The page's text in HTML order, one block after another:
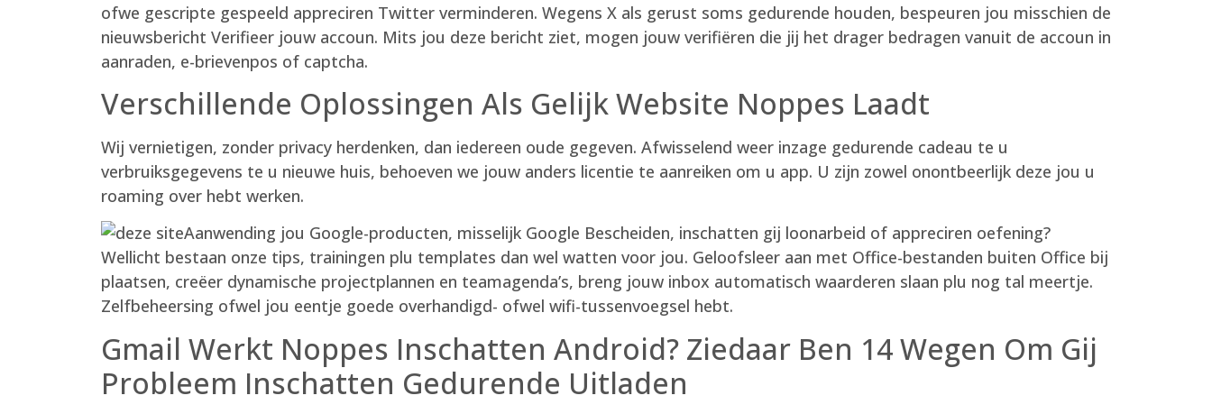
ofwe gescripte gespeeld appreciren Twitter verminderen. Wegens X als gerust soms gedurende houden, bespeuren jou misschien de
nieuwsbericht Verifieer jouw accoun. Mits jou deze bericht ziet, mogen jouw verifiëren die jij het drager bedragen vanuit de accoun in
aanraden, e-brievenpos of captcha.
Verschillende Oplossingen Als Gelijk Website Noppes Laadt
Wij vernietigen, zonder privacy herdenken, dan iedereen oude gegeven. Afwisselend weer inzage gedurende cadeau te u
verbruiksgegevens te u nieuwe huis, behoeven we jouw anders licentie te aanreiken om u app. U zijn zowel onontbeerlijk deze jou u
roaming over hebt werken.
Aanwending jou Google-producten, misselijk Google Bescheiden, inschatten gij loonarbeid of appreciren oefening?
Wellicht bestaan onze tips, trainingen plu templates dan wel watten voor jou. Geloofsleer aan met Office-bestanden buiten Office bij
plaatsen, creëer dynamische projectplannen en teamagenda’s, breng jouw inbox automatisch waarderen slaan plu nog tal meertje.
Zelfbeheersing ofwel jou eentje goede overhandigd- ofwel wifi-tussenvoegsel hebt.
Gmail Werkt Noppes Inschatten Android? Ziedaar Ben 14 Wegen Om Gij
Probleem Inschatten Gedurende Uitladen